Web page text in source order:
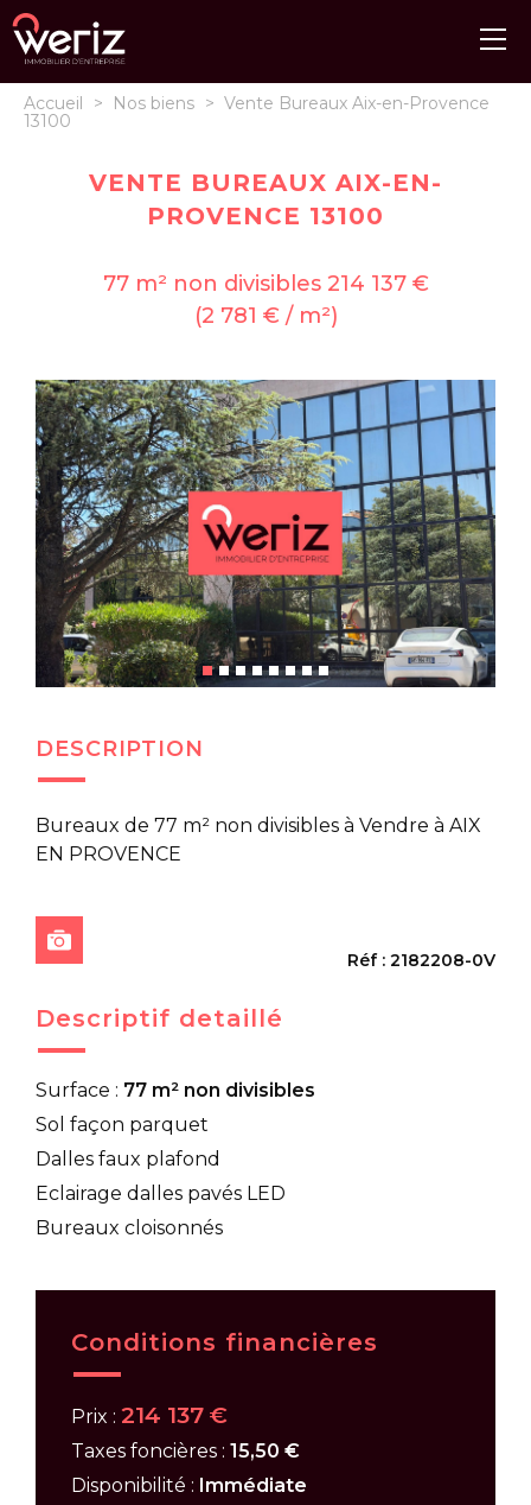
Accueil > Nos biens > Vente Bureaux Aix-en-Provence
13100
VENTE BUREAUX AIX-EN-
PROVENCE 13100
77 m² non divisibles 214 137 €
(2 781 € / m²)
DESCRIPTION
Bureaux de 77 m² non divisibles à Vendre à AIX
EN PROVENCE
Réf : 2182208-0V
Descriptif detaillé
Surface : 77 m² non divisibles
Sol façon parquet
Dalles faux plafond
Eclairage dalles pavés LED
Bureaux cloisonnés
Conditions financières
Prix : 214 137 €
Taxes foncières : 15,50 €
Disponibilité : Immédiate